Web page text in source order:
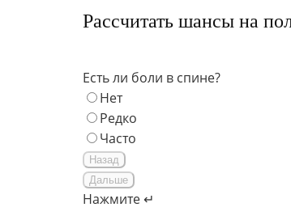
Рассчитать шансы на
Есть ли боли в спине?
Нет
Редко
Часто
Назад
Дальше
Нажмите ↵